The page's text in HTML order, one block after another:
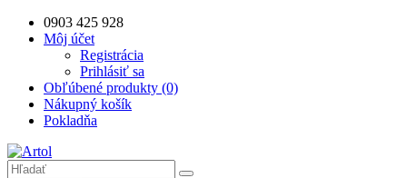
0903 425 928
Môj účet
Registrácia
Prihlásiť sa
Obľúbené produkty (0)
Nákupný košík
Pokladňa